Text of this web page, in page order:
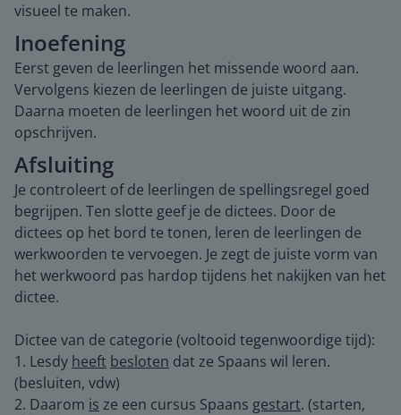
visueel te maken.
Inoefening
Eerst geven de leerlingen het missende woord aan.
Vervolgens kiezen de leerlingen de juiste uitgang.
Daarna moeten de leerlingen het woord uit de zin
opschrijven.
Afsluiting
Je controleert of de leerlingen de spellingsregel goed
begrijpen. Ten slotte geef je de dictees. Door de
dictees op het bord te tonen, leren de leerlingen de
werkwoorden te vervoegen. Je zegt de juiste vorm van
het werkwoord pas hardop tijdens het nakijken van het
dictee.
Dictee van de categorie (voltooid tegenwoordige tijd):
1. Lesdy heeft besloten dat ze Spaans wil leren.
(besluiten, vdw)
2. Daarom is ze een cursus Spaans gestart. (starten,